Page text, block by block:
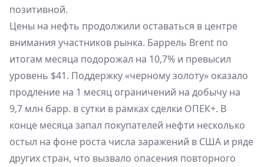
позитивной.
Цены на нефть продолжили оставаться в центре
внимания участников рынка. Баррель Brent по
итогам месяца подорожал на 10,7% и превысил
уровень $41. Поддержку «черному золоту» оказало
продление на 1 месяц ограничений на добычу на
9,7 млн барр. в сутки в рамках сделки ОПЕК+. В
конце месяца запал покупателей нефти несколько
остыл на фоне роста числа заражений в США и ряде
других стран, что вызвало опасения повторного